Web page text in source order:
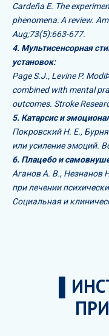
Cardeña E. The
phenomena: A review.
Aug;73(5):663-677.
4. Мультисенсорная
установок:
Page S.J., Levine P.
combined with mental
outcomes. Stroke
5. Катарсис и
Покровский Н. Е.,
или усиление эмоций.
6. Плацебо и
Аганов А. В., Незнанов
при лечении
Социальная и